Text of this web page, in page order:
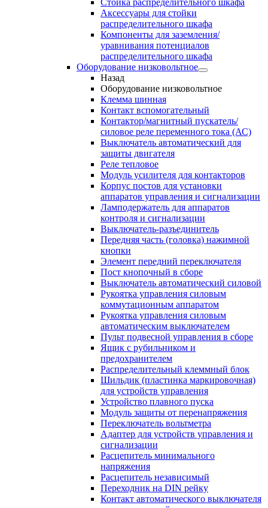
Стойка распределительного шкафа
Аксессуары для стойки
распределительного шкафа
Компоненты для заземления/
уравнивания потенциалов
распределительного шкафа
Оборудование низковольтное
Назад
Оборудование низковольтное
Клемма шинная
Контакт вспомогательный
Контактор/магнитный пускатель/
силовое реле переменного тока (АС)
Выключатель автоматический для
защиты двигателя
Реле тепловое
Модуль усилителя для контакторов
Корпус постов для установки
аппаратов управления и сигнализации
Ламподержатель для аппаратов
контроля и сигнализации
Выключатель-разъединитель
Передняя часть (головка) нажимной
кнопки
Элемент передний переключателя
Пост кнопочный в сборе
Выключатель автоматический силовой
Рукоятка управления силовым
коммутационным аппаратом
Рукоятка управления силовым
автоматическим выключателем
Пульт подвесной управления в сборе
Ящик с рубильником и
предохранителем
Распределительный клеммный блок
Шильдик (пластинка маркировочная)
для устройств управления
Устройство плавного пуска
Модуль защиты от перенапряжения
Переключатель вольтметра
Адаптер для устройств управления и
сигнализации
Расцепитель минимального
напряжения
Расцепитель независимый
Переходник на DIN рейку
Контакт автоматического выключателя